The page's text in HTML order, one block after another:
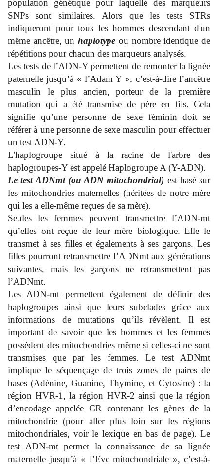
population génétique pour laquelle des marqueurs
SNPs sont similaires. Alors que les tests STRs
indiqueront pour tous les hommes descendant d'un
même ancêtre, unhaplotype ou nombre identique de
répétitions pour chacun des marqueurs analysés.
Les tests de l’ADN-Y permettent de remonter la lignée
paternelle jusqu’à « l’Adam Y », c’est-à-dire l’ancêtre
masculin le plus ancien, porteur de la première
mutation qui a été transmise de père en fils. Cela
signifie qu’une personne de sexe féminin doit se
référer à une personne de sexe masculin pour effectuer
un test ADN-Y.
L'haplogroupe situé à la racine de l'arbre des
haplogroupes-Y est appelé Haplogroupe A (Y-ADN).
Le test ADNmt (ou ADN mitochondrial) est basé sur
les mitochondries maternelles (héritées de notre mère
qui les a elle-même reçues de sa mère).
Seules les femmes peuvent transmettre l’ADN-mt
qu’elles ont reçue de leur mère biologique. Elle le
transmet à ses filles et égalements à ses garçons. Les
filles pourront retransmettre l’ADNmt aux générations
suivantes, mais les garçons ne retransmettent pas
l’ADNmt.
Les ADN-mt permettent également de définir des
haplogroupes ainsi que leurs subclades grâce aux
informations de mutations qu’ils révèlent. Il est
important de savoir que les hommes et les femmes
possèdent des mitochondries même si celles-ci ne sont
transmises que par les femmes. Le test ADNmt
implique le séquençage de trois zones de paires de
bases (Adénine, Guanine, Thymine, et Cytosine) : la
région HVR-1, la région HVR-2 ainsi que la région
d’encodage appelée CR contenant les gènes de la
mitochondrie (pour aller plus loin sur les régions
mitochondriales, voir le lexique en bas de page). Le
test ADN-mt permet la connaissance de sa lignée
maternelle jusqu’à « l’Eve mitochondriale », c’est-à-